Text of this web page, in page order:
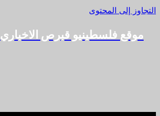
التجاوز إلى المحتوى
موقع فلسطينيو قبرص الاخباري